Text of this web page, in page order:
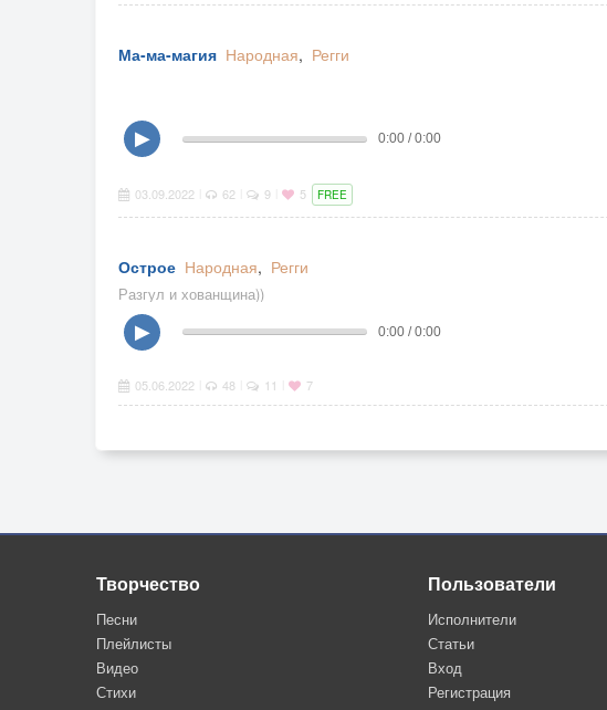
Ма-ма-магия Народная, Регги
▶ 0:00 / 0:00
03.09.2022 62 9 5 FREE
Острое Народная, Регги
Разгул и хованщина))
▶ 0:00 / 0:00
05.06.2022 48 11 7
Творчество
Песни
Плейлисты
Видео
Стихи
Пользователи
Исполнители
Статьи
Вход
Регистрация